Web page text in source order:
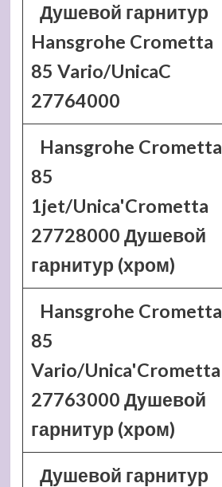
Душевой гарнитур
Hansgrohe Crometta
85 Vario/UnicaC
27764000
Hansgrohe Crometta
85
1jet/Unica'Crometta
27728000 Душевой
гарнитур (хром)
Hansgrohe Crometta
85
Vario/Unica'Crometta
27763000 Душевой
гарнитур (хром)
Душевой гарнитур